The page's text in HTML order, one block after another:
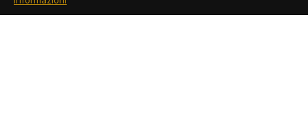
Servizi a Carbonia